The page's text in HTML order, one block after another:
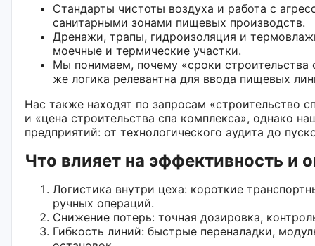
Стандарты чистоты воздуха и работа с
санитарными зонами пищевых производств.
Дренажи, трапы, гидроизоляция и
моечные и термические участки.
Мы понимаем, почему «сроки строительства
же логика релевантна для ввода пищевых
Нас также находят по запросам «строительство
и «цена строительства спа комплекса», однако
предприятий: от технологического аудита до
Что влияет на эффективность и
Логистика внутри цеха: короткие
ручных операций.
Снижение потерь: точная дозировка,
Гибкость линий: быстрые переналадки,